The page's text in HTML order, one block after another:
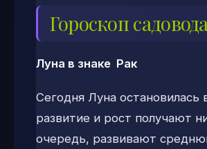
Гороскоп
Луна в знаке Рак
Сегодня Луна остановилась
развитие и рост получают
очередь, развивают